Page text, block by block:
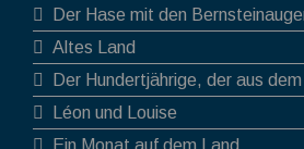
Der Hase mit den
Altes Land
Der Hundertjährige, der aus
verschwand
Léon und Louise
Ein Monat auf dem Land